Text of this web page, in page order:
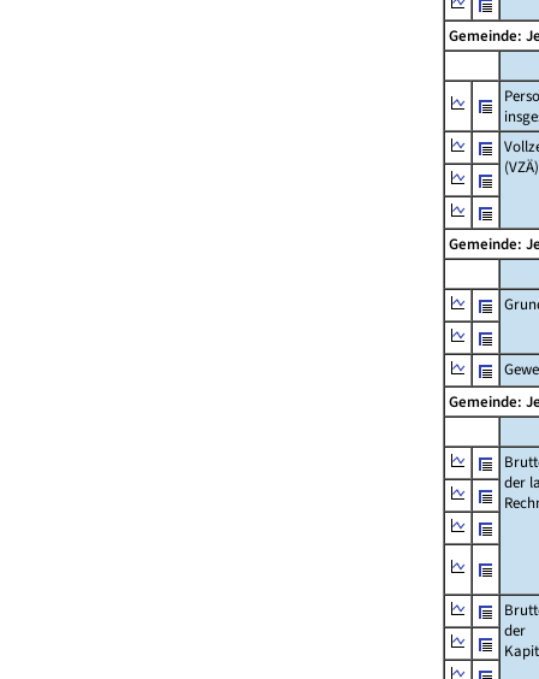
Gemeinde:
(VZÄ)
Gemeinde:
Gemeinde:
der
der